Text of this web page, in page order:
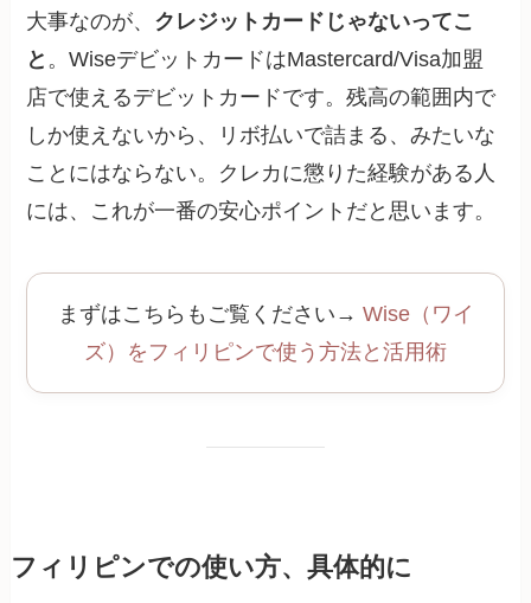
大事なのが、 クレジットカードじゃないってこ
と 。WiseデビットカードはMastercard/Visa加盟
店で使えるデビットカードです。残高の範囲内で
しか使えないから、リボ払いで詰まる、みたいな
ことにはならない。クレカに懲りた経験がある人
には、これが一番の安心ポイントだと思います。
まずはこちらもご覧ください→ Wise（ワイ
ズ）をフィリピンで使う方法と活用術
フィリピンでの使い方、具体的に